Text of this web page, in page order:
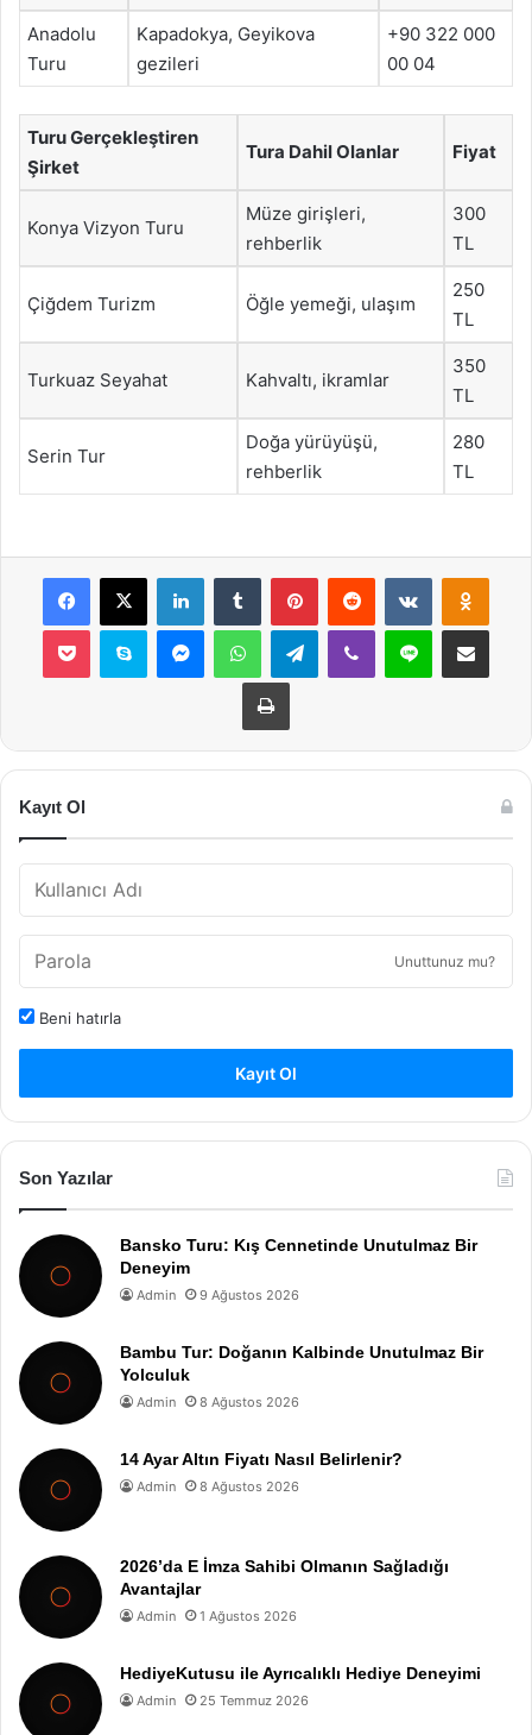
Anadolu
Turu
Kapadokya, Geyikova
gezileri
+90 322 000
00 04
Turu Gerçekleştiren
Şirket
Tura Dahil Olanlar Fiyat
Konya Vizyon Turu
Müze girişleri,
rehberlik
300
TL
Çiğdem Turizm Öğle yemeği, ulaşım
250
TL
Turkuaz Seyahat Kahvaltı, ikramlar
350
TL
Serin Tur
Doğa yürüyüşü,
rehberlik
280
TL
Facebook
X LinkedInTumblr PinterestReddit VKontakte
Pocket Skype MessengerWhatsAppTelegramViber Line E-Posta ile
Yazdır
Kayıt Ol
Unuttunuz mu?
Beni hatırla
Kayıt Ol
Son Yazılar
Bansko Turu: Kış Cennetinde Unutulmaz Bir
Deneyim
Admin 9 Ağustos 2026
Bambu Tur: Doğanın Kalbinde Unutulmaz Bir
Yolculuk
Admin 8 Ağustos 2026
14 Ayar Altın Fiyatı Nasıl Belirlenir?
Admin 8 Ağustos 2026
2026’da E İmza Sahibi Olmanın Sağladığı
Avantajlar
Admin 1 Ağustos 2026
HediyeKutusu ile Ayrıcalıklı Hediye Deneyimi
Admin 25 Temmuz 2026